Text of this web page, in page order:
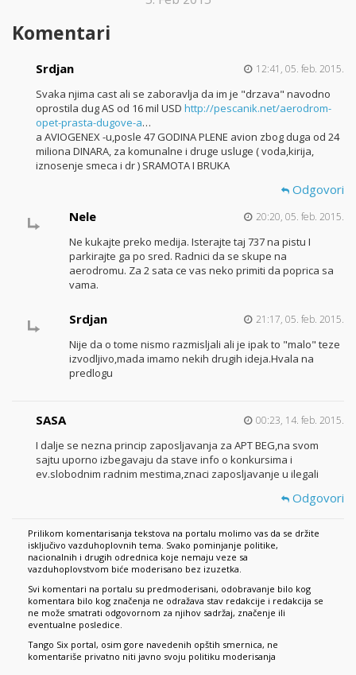
Komentari
Srdjan 12:41, 05. feb. 2015.
Svaka njima cast ali se zaboravlja da im je "drzava" navodno
oprostila dug AS od 16 mil USD http://pescanik.net/aerodrom-
opet-prasta-dugove-a…
a AVIOGENEX -u,posle 47 GODINA PLENE avion zbog duga od 24
miliona DINARA, za komunalne i druge usluge ( voda,kirija,
iznosenje smeca i dr ) SRAMOTA I BRUKA
Odgovori
Nele
20:20, 05. feb. 2015.
Ne kukajte preko medija. Isterajte taj 737 na pistu I
parkirajte ga po sred. Radnici da se skupe na
aerodromu. Za 2 sata ce vas neko primiti da poprica sa
vama.
Srdjan 21:17, 05. feb. 2015.
Nije da o tome nismo razmisljali ali je ipak to "malo" teze
izvodljivo,mada imamo nekih drugih ideja.Hvala na
predlogu
SASA 00:23, 14. feb. 2015.
I dalje se nezna princip zaposljavanja za APT BEG,na svom
sajtu uporno izbegavaju da stave info o konkursima i
ev.slobodnim radnim mestima,znaci zaposljavanje u ilegali
Odgovori
Prilikom komentarisanja tekstova na portalu molimo vas da se držite
isključivo vazduhoplovnih tema. Svako pominjanje politike,
nacionalnih i drugih odrednica koje nemaju veze sa
vazduhoplovstvom biće moderisano bez izuzetka.
Svi komentari na portalu su predmoderisani, odobravanje bilo kog
komentara bilo kog značenja ne odražava stav redakcije i redakcija se
ne može smatrati odgovornom za njihov sadržaj, značenje ili
eventualne posledice.
Tango Six portal, osim gore navedenih opštih smernica, ne
komentariše privatno niti javno svoju politiku moderisanja